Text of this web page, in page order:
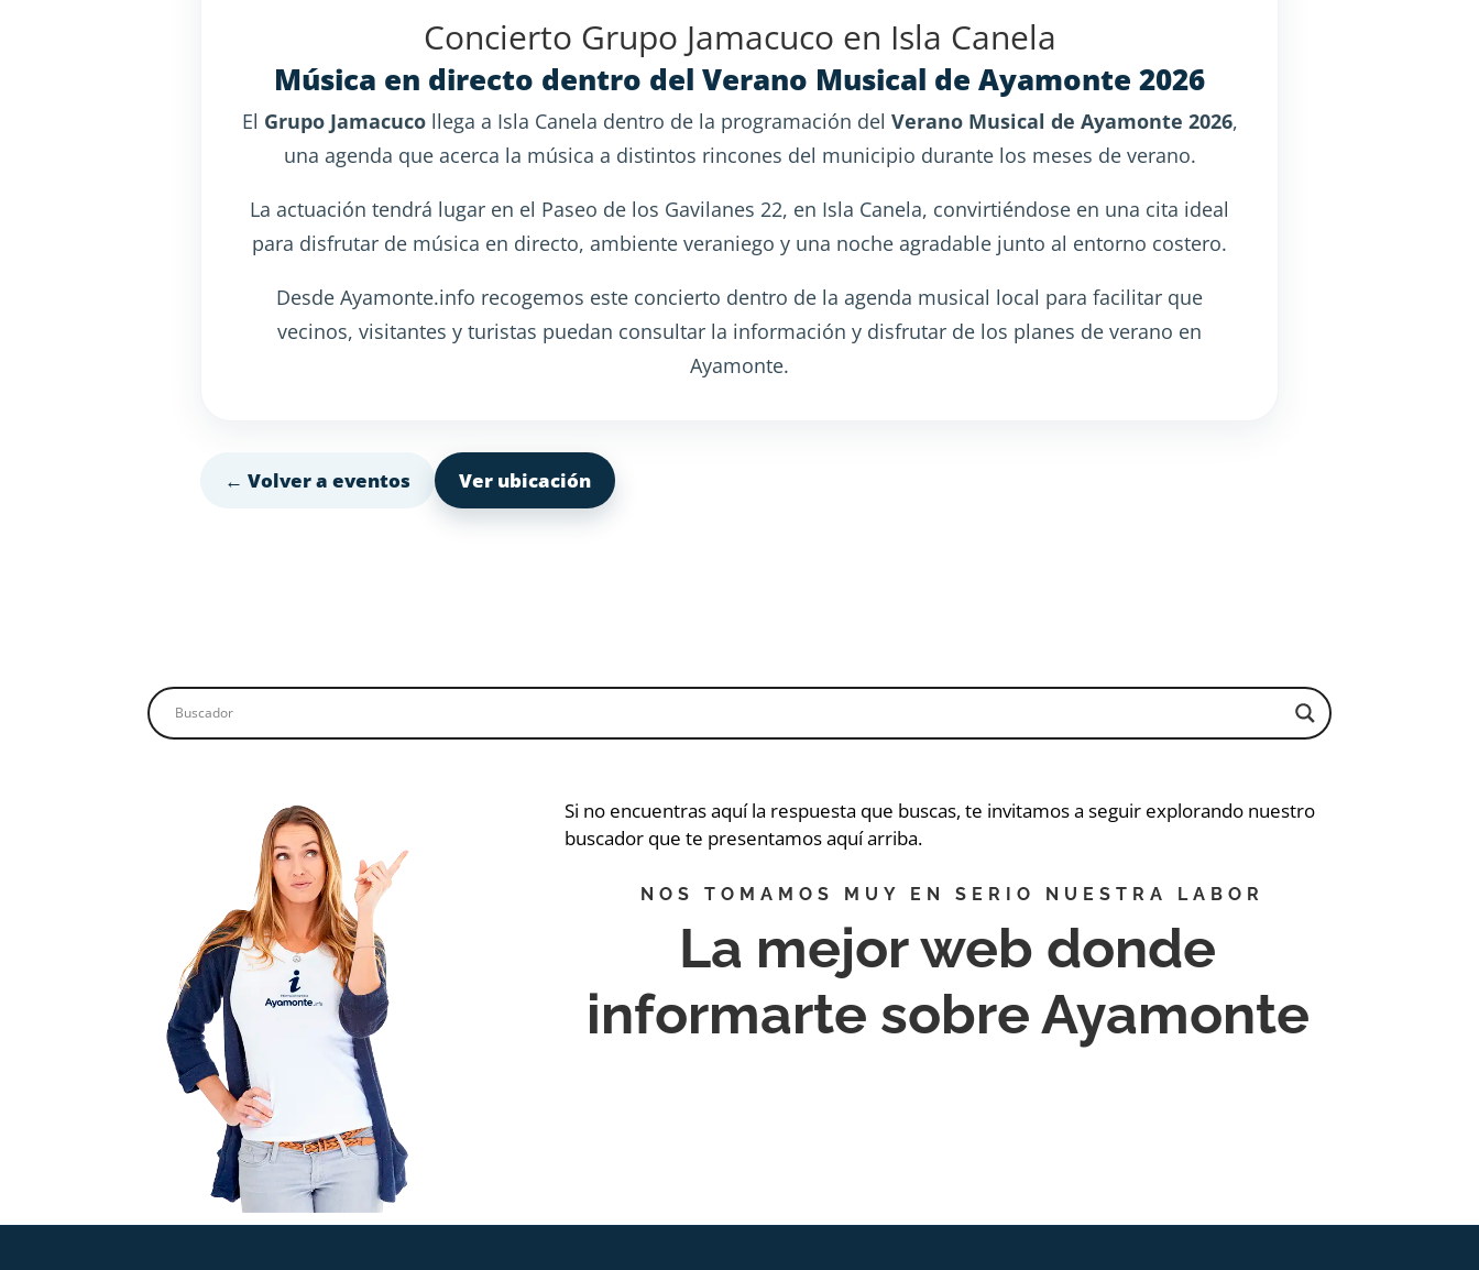
Concierto Grupo Jamacuco en Isla Canela
Música en directo dentro del Verano Musical de Ayamonte 2026
El Grupo Jamacucollega a Isla Canela dentro de la programación del Verano Musical de Ayamonte 2026,
una agenda que acerca la música a distintos rincones del municipio durante los meses de verano.
La actuación tendrá lugar en el Paseo de los Gavilanes 22, en Isla Canela, convirtiéndose en una cita ideal
para disfrutar de música en directo, ambiente veraniego y una noche agradable junto al entorno costero.
Desde Ayamonte.info recogemos este concierto dentro de la agenda musical local para facilitar que
vecinos, visitantes y turistas puedan consultar la información y disfrutar de los planes de verano en
Ayamonte.
← Volver a eventos Ver ubicación
Si no encuentras aquí la respuesta que buscas, te invitamos a seguir explorando nuestro
buscador que te presentamos aquí arriba.
NOS TOMAMOS MUY EN SERIO NUESTRA LABOR
La mejor web donde
informarte sobre Ayamonte